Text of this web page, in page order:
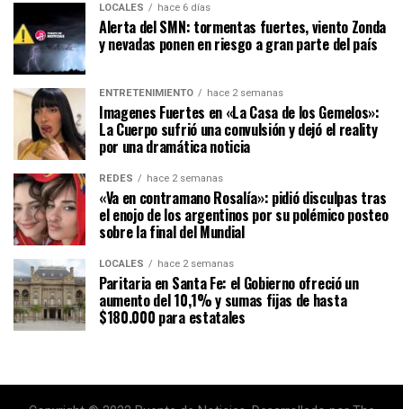
LOCALES hace 6 días
Alerta del SMN: tormentas fuertes, viento Zonda
y nevadas ponen en riesgo a gran parte del país
ENTRETENIMIENTO hace 2 semanas
Imagenes Fuertes en «La Casa de los Gemelos»:
La Cuerpo sufrió una convulsión y dejó el reality
por una dramática noticia
REDES hace 2 semanas
«Va en contramano Rosalía»: pidió disculpas tras
el enojo de los argentinos por su polémico posteo
sobre la final del Mundial
LOCALES hace 2 semanas
Paritaria en Santa Fe: el Gobierno ofreció un
aumento del 10,1% y sumas fijas de hasta
$180.000 para estatales